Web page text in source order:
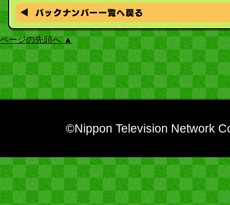
ページの先頭へ ▲
©Nippon Television Network